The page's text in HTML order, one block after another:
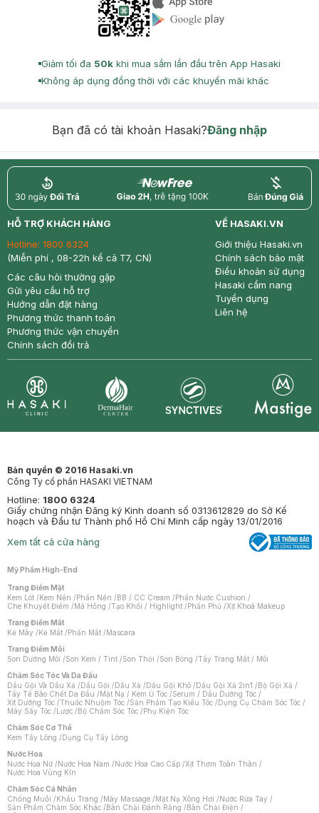
Appstore icon
Giảm tối đa 50k khi mua sắm lần đầu trên App Hasaki
Không áp dụng đồng thời với các khuyến mãi khác
Bạn đã có tài khoản Hasaki?Đăng nhập
return nowfree price
HỖ TRỢ KHÁCH HÀNG
Hotline: 1800 6324
(Miễn phí , 08-22h kể cả T7, CN)
Các câu hỏi thường gặp
Gửi yêu cầu hỗ trợ
Hướng dẫn đặt hàng
Phương thức thanh toán
Phương thức vận chuyển
Chính sách đổi trả
VỀ HASAKI.VN
Giới thiệu Hasaki.vn
Chính sách bảo mật
Điều khoản sử dụng
Hasaki cẩm nang
Tuyển dụng
Liên hệ
Bản quyền © 2016 Hasaki.vn
Công Ty cổ phần HASAKI VIETNAM
Hotline: 1800 6324
Giấy chứng nhận Đăng ký Kinh doanh số 0313612829 do Sở Kế
hoạch và Đầu tư Thành phố Hồ Chí Minh cấp ngày 13/01/2016
Xem tất cả cửa hàng
Mỹ Phẩm High-End
Trang Điểm Mặt
Kem Lót /Kem Nền /Phấn Nền /BB / CC Cream /Phấn Nước Cushion /
Che Khuyết Điểm /Má Hồng /Tạo Khối / Highlight /Phấn Phủ /Xịt Khoá Makeup
Trang Điểm Mắt
Kẻ Mày /Kẻ Mắt /Phấn Mắt /Mascara
Trang Điểm Môi
Son Dưỡng Môi /Son Kem / Tint /Son Thỏi /Son Bóng /Tẩy Trang Mắt / Môi
Chăm Sóc Tóc Và Da Đầu
Dầu Gội Và Dầu Xả /Dầu Gội /Dầu Xả /Dầu Gội Khô /Dầu Gội Xả 2in1 /Bộ Gội Xả /
Tẩy Tế Bào Chết Da Đầu /Mặt Nạ / Kem Ủ Tóc /Serum / Dầu Dưỡng Tóc /
Xịt Dưỡng Tóc /Thuốc Nhuộm Tóc /Sản Phẩm Tạo Kiểu Tóc /Dụng Cụ Chăm Sóc Tóc /
Máy Sấy Tóc /Lược /Bộ Chăm Sóc Tóc /Phụ Kiện Tóc
Chăm Sóc Cơ Thể
Kem Tẩy Lông /Dụng Cụ Tẩy Lông
Nước Hoa
Nước Hoa Nữ /Nước Hoa Nam /Nước Hoa Cao Cấp /Xịt Thơm Toàn Thân /
Nước Hoa Vùng Kín
Chăm Sóc Cá Nhân
Chống Muỗi /Khẩu Trang /Máy Massage /Mặt Nạ Xông Hơi /Nước Rửa Tay /
Sản Phẩm Chăm Sóc Khác /Bàn Chải Đánh Răng /Bàn Chải Điện /